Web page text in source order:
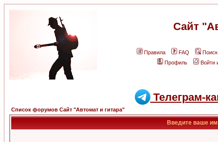
Сайт
Правила FAQ
Поиск
Профиль
Войти
Телеграм-
Список форумов Сайт "Автомат и гитара"
Введите ваше